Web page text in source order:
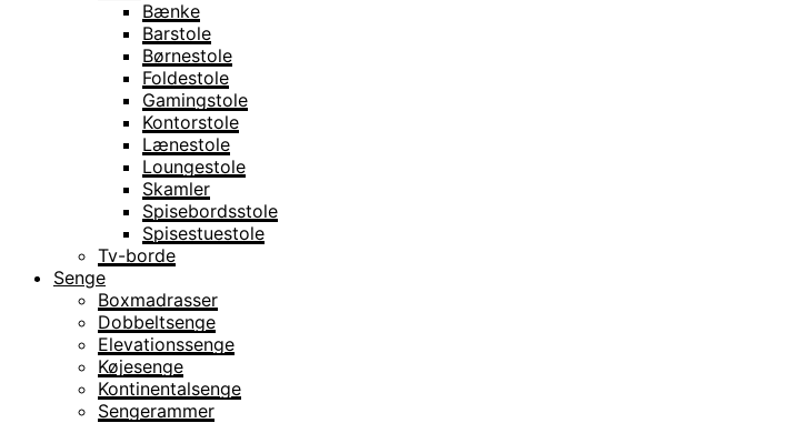
Bænke
Barstole
Børnestole
Foldestole
Gamingstole
Kontorstole
Lænestole
Loungestole
Skamler
Spisebordsstole
Spisestuestole
Tv-borde
Senge
Boxmadrasser
Dobbeltsenge
Elevationssenge
Køjesenge
Kontinentalsenge
Sengerammer